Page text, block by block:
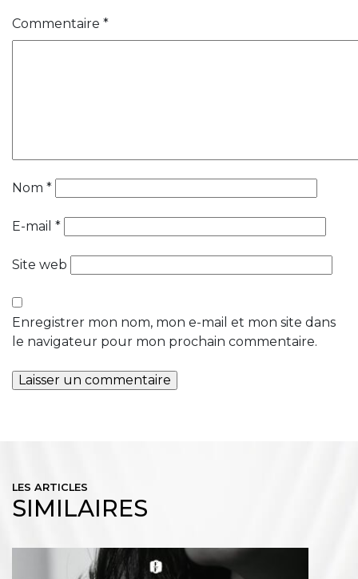
Commentaire *
Nom *
E-mail *
Site web
Enregistrer mon nom, mon e-mail et mon site dans
le navigateur pour mon prochain commentaire.
LES ARTICLES
SIMILAIRES